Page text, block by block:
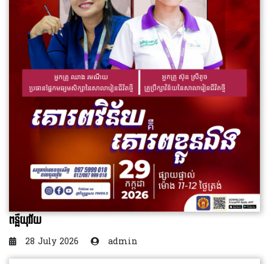
ពន្លឺយុវវ័យ
28 July 2026 admin